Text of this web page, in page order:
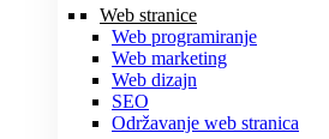
Web stranice
Web programiranje
Web marketing
Web dizajn
SEO
Održavanje web stranica